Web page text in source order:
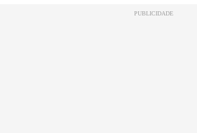
PUBLICIDADE